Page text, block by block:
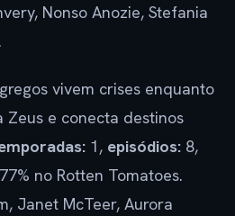
Nonso Anozie, Stefania
vivem crises enquanto
Zeus e conecta destinos
1, episódios: 8,
no Rotten Tomatoes.
Janet McTeer, Aurora